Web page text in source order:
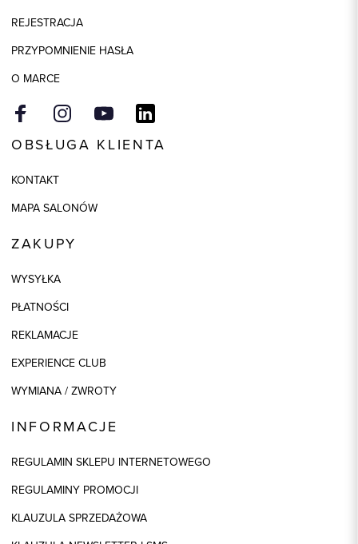
Składy podszewek
Model
Kolor
REJESTRACJA
PRZYPOMNIENIE HASŁA
O MARCE
OBSŁUGA KLIENTA
KONTAKT
MAPA SALONÓW
ZAKUPY
WYSYŁKA
PŁATNOŚCI
REKLAMACJE
EXPERIENCE CLUB
WYMIANA / ZWROTY
INFORMACJE
REGULAMIN SKLEPU INTERNETOWEGO
REGULAMINY PROMOCJI
KLAUZULA SPRZEDAŻOWA